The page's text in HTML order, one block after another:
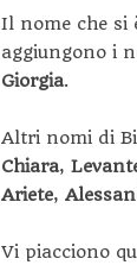
Il nome che si
aggiungono i
Giorgia.
Altri nomi di
Chiara,
Ariete,
Vi piacciono